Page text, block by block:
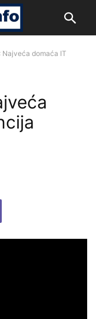
Najveća domaća IT